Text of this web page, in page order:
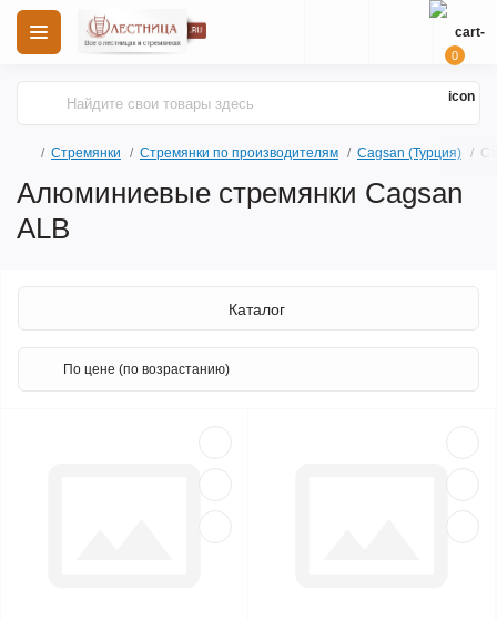
0
Стремянки Стремянки по производителям Cagsan (Турция)
Алюминиевые стремянки Cagsan
ALB
Каталог